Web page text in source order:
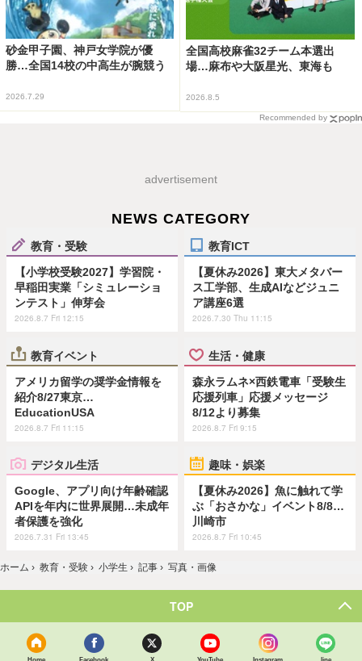
砂金甲子園、神戸女学院が優
勝…全国14校の中高生が腕競う
2026.7.29
全国高校麻雀32チーム本選出
場…麻布や大阪星光、東海も
2026.8.5
Recommended by
advertisement
NEWS CATEGORY
教育・受験
【小学校受験2027】学習院・
早稲田実業「シミュレーショ
ンテスト」伸芽会
2026.8.7 Fri 12:15
教育ICT
【夏休み2026】東大メタバー
ス工学部、生成AIなどジュニ
ア講座6選
2026.7.30 Thu 11:15
教育イベント
アメリカ留学の奨学金情報を
紹介8/27東京…
EducationUSA
2026.8.7 Fri 11:15
生活・健康
森永ラムネ×西鉄電車「受験生
応援列車」応援メッセージ
8/12より募集
2026.8.7 Fri 9:15
デジタル生活
Google、アプリ向け年齢確認
APIを年内に世界展開…未成年
者保護を強化
2026.7.31 Fri 13:45
趣味・娯楽
【夏休み2026】魚に触れて学
ぶ「おさかな」イベント8/8…
川崎市
2026.8.7 Fri 10:45
ホーム › 教育・受験 › 小学生 › 記事 › 写真・画像
TOP
Home Facebook X YouTube Instagram line